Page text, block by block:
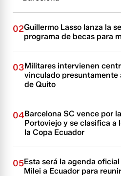
02Guillermo Lasso lanza la
programa de becas para
03Militares intervienen
vinculado presuntamente
de Quito
04Barcelona SC vence por
Portoviejo y se clasifica a
la Copa Ecuador
05Esta será la agenda
Milei a Ecuador para